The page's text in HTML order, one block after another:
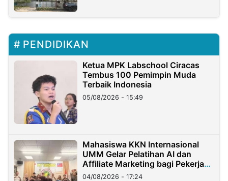
PENDIDIKAN
Ketua MPK Labschool Ciracas
Tembus 100 Pemimpin Muda
Terbaik Indonesia
05/08/2026 - 15:49
Mahasiswa KKN Internasional
UMM Gelar Pelatihan AI dan
Affiliate Marketing bagi Pekerja
Migran Indonesia di Taiwan
04/08/2026 - 17:24